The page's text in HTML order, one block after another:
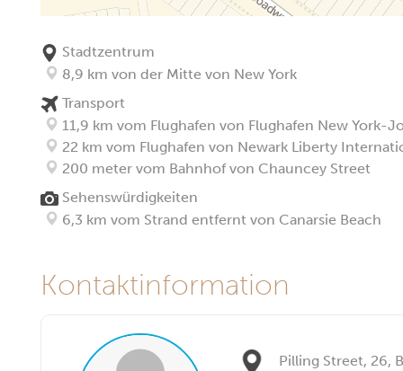
Stadtzentrum
8,9 km von der Mitte von New York
Transport
11,9 km vom Flughafen von Flughafen New York-
22 km vom Flughafen von Newark Liberty
200 meter vom Bahnhof von Chauncey Street
Sehenswürdigkeiten
6,3 km vom Strand entfernt von Canarsie Beach
Kontaktinformation
Pilling Street, 26,